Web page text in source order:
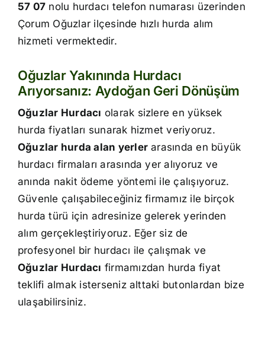
57 07 nolu hurdacı telefon numarası üzerinden
Çorum Oğuzlar ilçesinde hızlı hurda alım
hizmeti vermektedir.
Oğuzlar Yakınında Hurdacı
Arıyorsanız: Aydoğan Geri Dönüşüm
Oğuzlar Hurdacı olarak sizlere en yüksek
hurda fiyatları sunarak hizmet veriyoruz.
Oğuzlar hurda alan yerlerarasında en büyük
hurdacı firmaları arasında yer alıyoruz ve
anında nakit ödeme yöntemi ile çalışıyoruz.
Güvenle çalışabileceğiniz firmamız ile birçok
hurda türü için adresinize gelerek yerinden
alım gerçekleştiriyoruz. Eğer siz de
profesyonel bir hurdacı ile çalışmak ve
Oğuzlar Hurdacı firmamızdan hurda fiyat
teklifi almak isterseniz alttaki butonlardan bize
ulaşabilirsiniz.